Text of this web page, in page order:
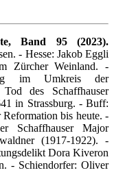
Band 95 (2023).
- Hesse: Jakob Eggli
Zürcher Weinland. -
im Umkreis der
Tod des Schaffhauser
in Strassburg. - Buff:
bis heute. -
Schaffhauser Major
(1917-1922). -
Dora Kiveron
- Schiendorfer: Oliver